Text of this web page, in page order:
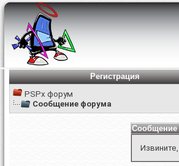
Регистрация
PSPx форум
Сообщение форума